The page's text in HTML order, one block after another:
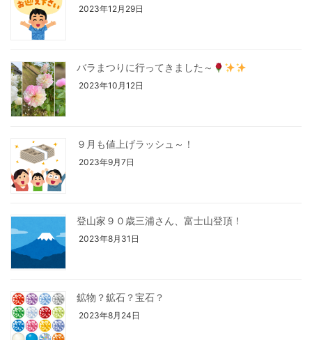
2023年12月29日
バラまつりに行ってきました～
2023年10月12日
９月も値上げラッシュ～！
2023年9月7日
登山家９０歳三浦さん、富士山登頂！
2023年8月31日
鉱物？鉱石？宝石？
2023年8月24日